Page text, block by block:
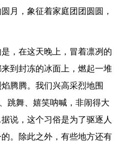
月，象征着家庭团团圆圆，
，在这天晚上，冒着凛冽的
到封冻的冰面上，燃起一堆
腾腾。我们兴高采烈地围
跳舞、嬉笑呐喊，非闹得大
说，这个习俗是为了驱逐人
。除此之外，有些地方还有